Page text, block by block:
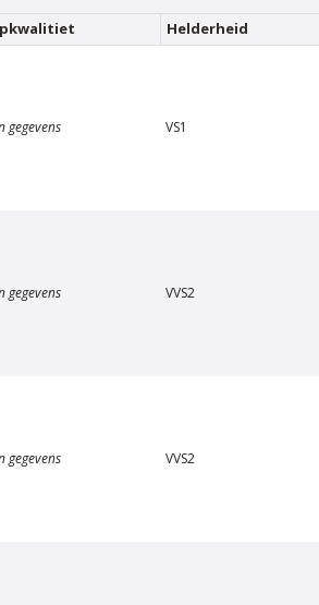
Helderheid
gegevens VS1
gegevens VVS2
gegevens VVS2